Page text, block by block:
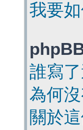
我要
誰寫
為何
關於